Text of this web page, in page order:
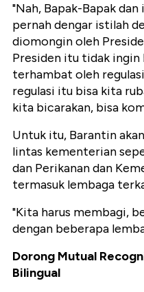
"Nah, Bapak-Bapak
pernah dengar istilah
diomongin oleh
Presiden itu tidak ingin
terhambat oleh
regulasi itu bisa kita
kita bicarakan, bisa
Untuk itu, Barantin
lintas kementerian
dan Perikanan dan
termasuk lembaga
"Kita harus membagi,
dengan beberapa
Dorong Mutual
Bilingual